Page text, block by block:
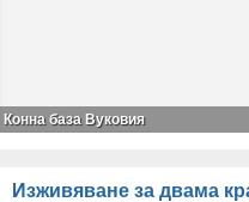
Конна база Вуковия
Изживяване за двама